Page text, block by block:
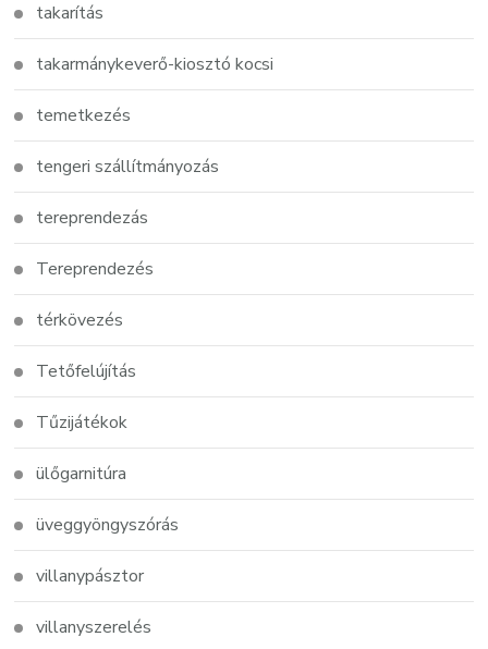
takarítás
takarmánykeverő-kiosztó kocsi
temetkezés
tengeri szállítmányozás
tereprendezás
Tereprendezés
térkövezés
Tetőfelújítás
Tűzijátékok
ülőgarnitúra
üveggyöngyszórás
villanypásztor
villanyszerelés